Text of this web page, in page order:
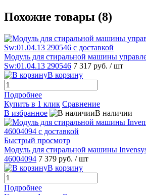
Похожие товары (8)
Модуль для стиральной машины
Sw:01.04.13 290546 7 317 руб. / шт
В корзину
Подробнее
Купить в 1 клик Сравнение
В избранное
В наличии
Быстрый просмотр
Модуль для стиральной машины
46004094 7 379 руб. / шт
В корзину
Подробнее